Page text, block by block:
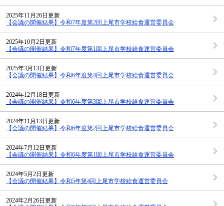
2025年11月26日更新
【会議の開催結果】令和7年度第2回上尾市学校給食運営委員会
2025年10月2日更新
【会議の開催結果】令和7年度第1回上尾市学校給食運営委員会
2025年3月13日更新
【会議の開催結果】令和6年度第4回上尾市学校給食運営委員会
2024年12月18日更新
【会議の開催結果】令和6年度第3回上尾市学校給食運営委員会
2024年11月13日更新
【会議の開催結果】令和6年度第2回上尾市学校給食運営委員会
2024年7月12日更新
【会議の開催結果】令和6年度第1回上尾市学校給食運営委員会
2024年5月2日更新
【会議の開催結果】令和5年第4回上尾市学校給食運営委員会
2024年2月26日更新